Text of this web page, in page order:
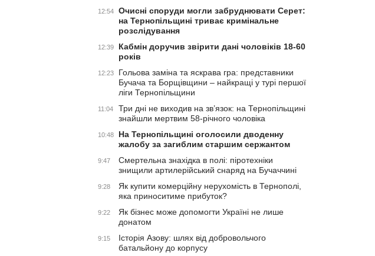
12:54
Очисні споруди могли забруднювати Серет:
на Тернопільщині триває кримінальне
розслідування
12:39
Кабмін доручив звірити дані чоловіків 18-60
років
12:23
Гольова заміна та яскрава гра: представники
Бучача та Борщівщини – найкращі у турі першої
ліги Тернопільщини
11:04
Три дні не виходив на зв’язок: на Тернопільщині
знайшли мертвим 58-річного чоловіка
10:48
На Тернопільщині оголосили дводенну
жалобу за загиблим старшим сержантом
9:47
Смертельна знахідка в полі: піротехніки
знищили артилерійський снаряд на Бучаччині
9:28
Як купити комерційну нерухомість в Тернополі,
яка приноситиме прибуток?
9:22
Як бізнес може допомогти Україні не лише
донатом
9:15
Історія Азову: шлях від добровольчого
батальйону до корпусу